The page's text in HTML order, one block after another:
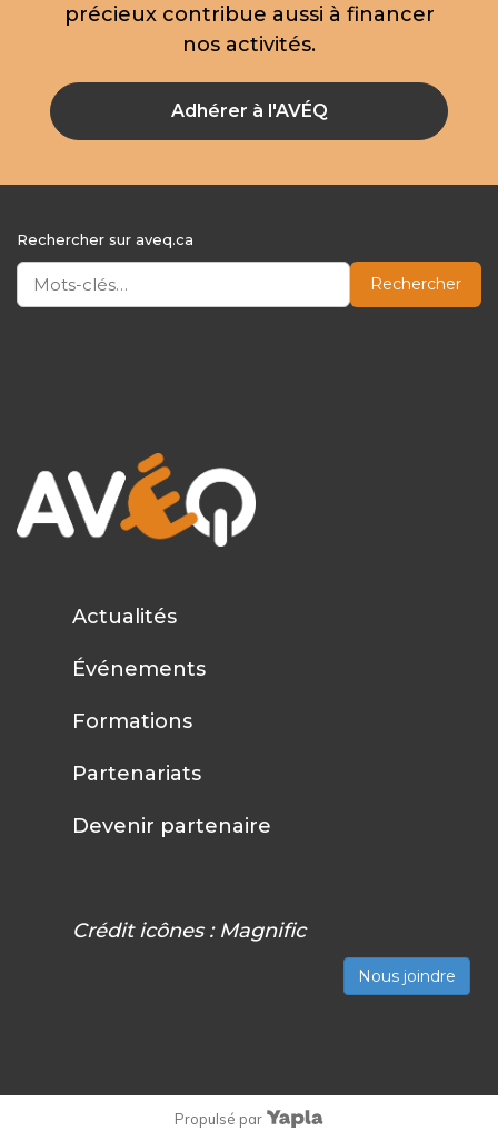
précieux contribue aussi à financer
nos activités.
Adhérer à l'AVÉQ
Rechercher sur aveq.ca
Rechercher
Actualités
Événements
Formations
Partenariats
Devenir partenaire
Crédit icônes : Magnific
Nous joindre
Propulsé par